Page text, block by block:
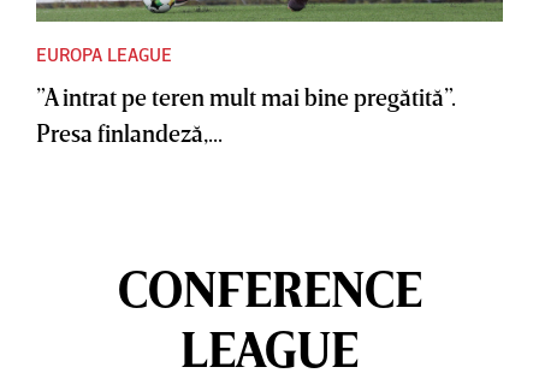
EUROPA LEAGUE
”A intrat pe teren mult mai bine pregătită”.
Presa finlandeză,...
CONFERENCE
LEAGUE